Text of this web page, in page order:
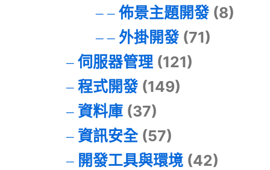
佈景主題開發(8)
外掛開發(71)
伺服器管理(121)
程式開發(149)
資料庫(37)
資訊安全(57)
開發工具與環境(42)